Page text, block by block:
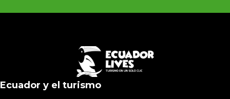
Ecuador y el turismo